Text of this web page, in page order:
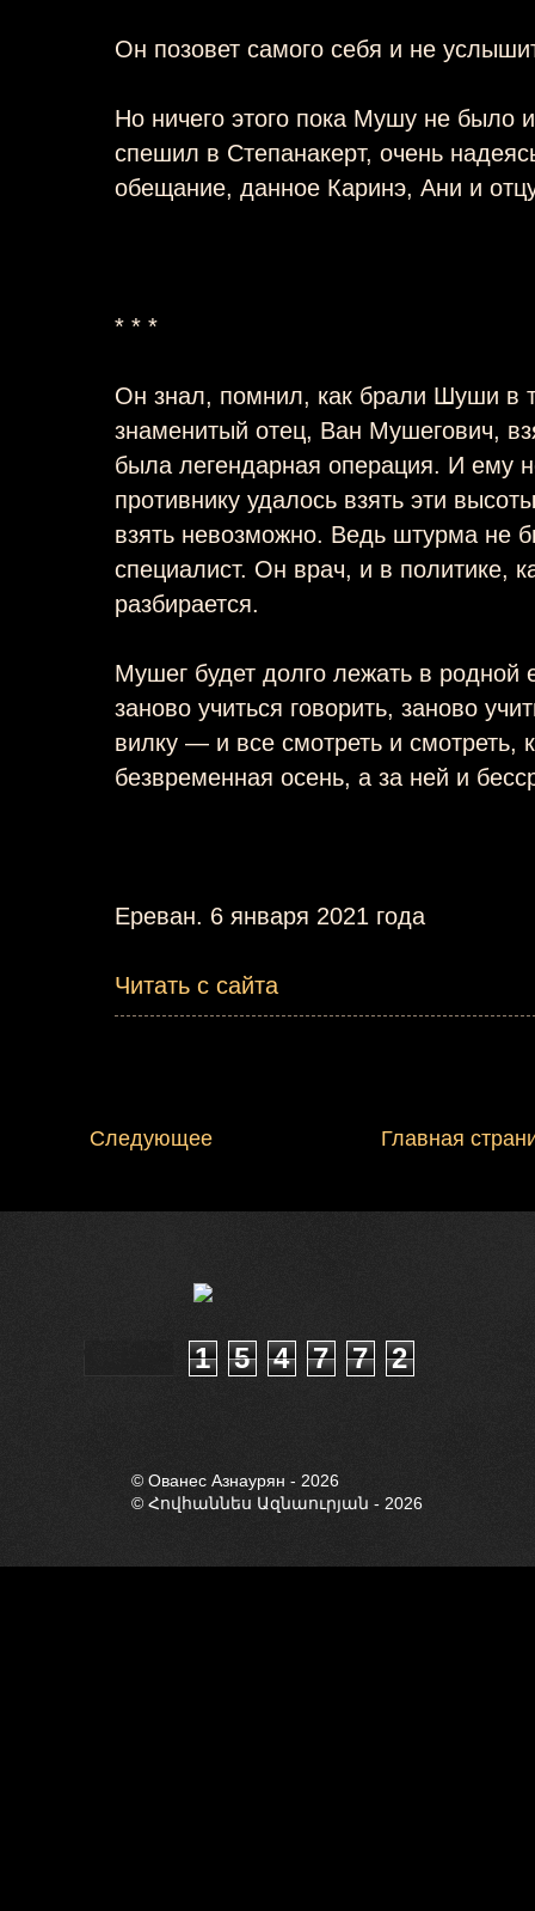
Он позовет самого себя и не
Но ничего этого пока Мушу не было
спешил в Степанакерт, очень
обещание, данное Каринэ, Ани и
* * *
Он знал, помнил, как брали Шуши в
знаменитый отец, Ван Мушегович,
была легендарная операция. И ему
противнику удалось взять эти
взять невозможно. Ведь штурма не
специалист. Он врач, и в политике,
разбирается.
Мушег будет долго лежать в родной
заново учиться говорить, заново
вилку — и все смотреть и смотреть,
безвременная осень, а за ней и
Ереван. 6 января 2021 года
Читать с сайта
Следующее Главная
1 5 4 7 7 2
© Ованес Азнаурян - 2026
© Հովհաննես Ազնաուրյան - 2026